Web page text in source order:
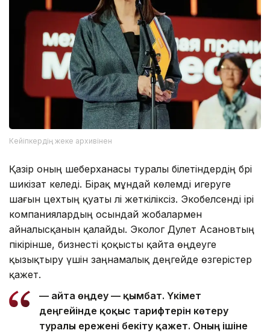
Кейіпкердің жеке архивінен
Қазір оның шеберханасы туралы білетіндердің бәрі
шикізат әкеледі. Бірақ мұндай көлемді игеруге
шағын цехтың қуаты әлі жеткіліксіз. Экобелсенді ірі
компаниялардың осындай жобалармен
айналысқанын қалайды. Эколог Дәулет Асановтың
пікірінше, бизнесті қоқысты қайта өңдеуге
қызықтыру үшін заңнамалық деңгейде өзгерістер
қажет.
— Қайта өңдеу — қымбат. Үкімет
деңгейінде қоқыс тарифтерін көтеру
туралы ережені бекіту қажет. Оның ішіне